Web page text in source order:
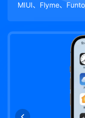
MIUI、Flyme、